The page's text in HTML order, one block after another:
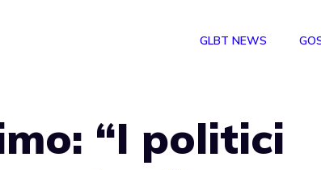
GLBT NEWS
“I politici